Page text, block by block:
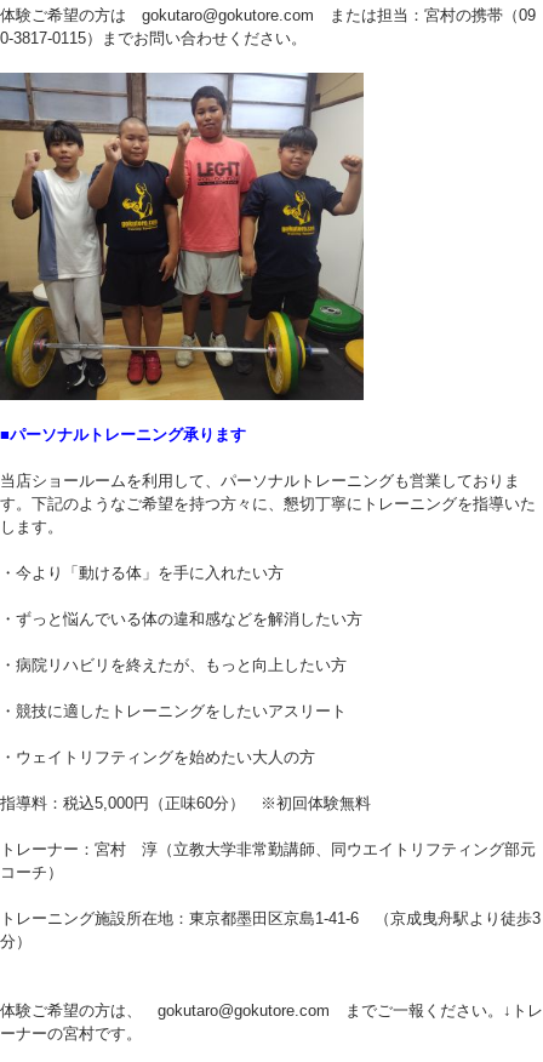
体験ご希望の方は gokutaro@gokutore.com または担当：宮村の携帯（09
0-3817-0115）までお問い合わせください。
■パーソナルトレーニング承ります
当店ショールームを利用して、パーソナルトレーニングも営業しておりま
す。下記のようなご希望を持つ方々に、懇切丁寧にトレーニングを指導いた
します。
・今より「動ける体」を手に入れたい方
・ずっと悩んでいる体の違和感などを解消したい方
・病院リハビリを終えたが、もっと向上したい方
・競技に適したトレーニングをしたいアスリート
・ウェイトリフティングを始めたい大人の方
指導料：税込5,000円（正味60分） ※初回体験無料
トレーナー：宮村 淳（立教大学非常勤講師、同ウエイトリフティング部元
コーチ）
トレーニング施設所在地：東京都墨田区京島1-41-6 （京成曳舟駅より徒歩3
分）
体験ご希望の方は、 gokutaro@gokutore.com までご一報ください。↓トレ
ーナーの宮村です。